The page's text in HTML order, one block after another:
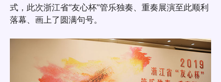
式，此次浙江省“友心杯”管乐独奏、重奏展演至此顺利
落幕、画上了圆满句号。